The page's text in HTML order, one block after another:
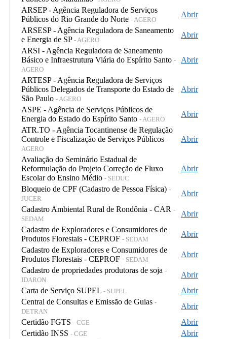
ARSEP - Agência Reguladora de Serviços
Públicos do Rio Grande do Norte - AGERO
Abrir
ARSESP - Agência Reguladora de Saneamento
e Energia de SP - AGERO
Abrir
ARSI - Agência Reguladora de Saneamento
Básico e Infraestrutura Viária do Espírito Santo -
AGERO
Abrir
ARTESP - Agência Reguladora de Serviços
Públicos Delegados de Transporte do Estado de
São Paulo - AGERO
Abrir
ASPE - Agência de Serviços Públicos de
Energia do Estado do Espírito Santo - AGERO
Abrir
ATR.TO - Agência Tocantinense de Regulação
Controle e Fiscalização de Serviços Públicos -
AGERO
Abrir
Avaliação do Seminário Estadual de
Reformulação do Projeto Correção de Fluxo
Escolar do Ensino Médio - SEDUC
Abrir
Bloqueio de CPF (Cadastro de Pessoa Física) -
JUCER
Abrir
Cadastro Ambiental Rural de Rondônia - CAR -
SEDAM
Abrir
Cadastro de Exploradores e Consumidores de
Produtos Florestais - CEPROF - SEDAM
Abrir
Cadastro de Exploradores e Consumidores de
Produtos Florestais - CEPROF - SEDAM
Abrir
Cadastro de propriedades produtoras de soja -
IDARON
Abrir
Carta de Serviço SUPEL - SUPEL
Abrir
Central de Consultas e Emissão de Guias -
DETRAN
Abrir
Certidão FGTS - CGE
Abrir
Certidão INSS - CGE
Abrir